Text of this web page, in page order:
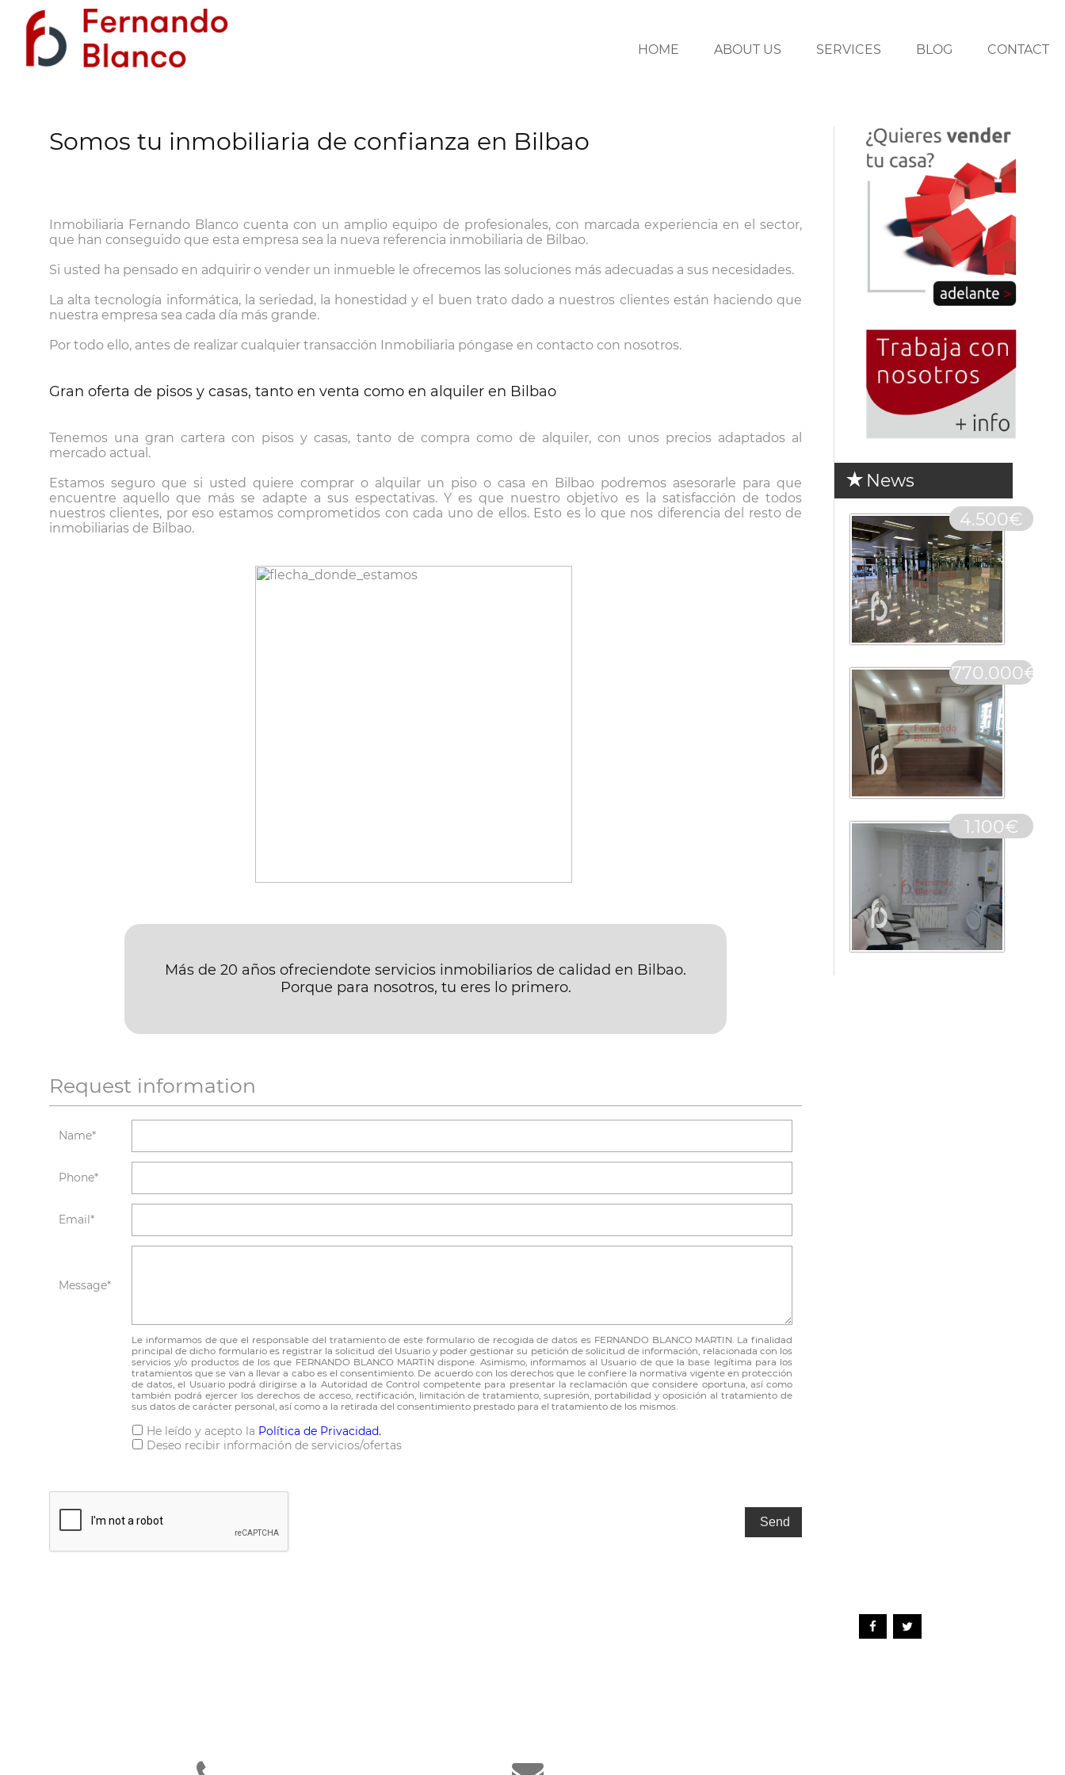
HOME ABOUT US SERVICES BLOG CONTACT
Somos tu inmobiliaria de confianza en Bilbao
Inmobiliaria Fernando Blanco cuenta con un amplio equipo de profesionales, con marcada experiencia en el sector,
que han conseguido que esta empresa sea la nueva referencia inmobiliaria de Bilbao.
Si usted ha pensado en adquirir o vender un inmueble le ofrecemos las soluciones más adecuadas a sus necesidades.
La alta tecnología informática, la seriedad, la honestidad y el buen trato dado a nuestros clientes están haciendo que
nuestra empresa sea cada día más grande.
Por todo ello, antes de realizar cualquier transacción Inmobiliaria póngase en contacto con nosotros.
Gran oferta de pisos y casas, tanto en venta como en alquiler en Bilbao
Tenemos una gran cartera con pisos y casas, tanto de compra como de alquiler, con unos precios adaptados al
mercado actual.
Estamos seguro que si usted quiere comprar o alquilar un piso o casa en Bilbao podremos asesorarle para que
encuentre aquello que más se adapte a sus espectativas. Y es que nuestro objetivo es la satisfacción de todos
nuestros clientes, por eso estamos comprometidos con cada uno de ellos. Esto es lo que nos diferencia del resto de
inmobiliarias de Bilbao.
Más de 20 años ofreciendote servicios inmobiliarios de calidad en Bilbao.
Porque para nosotros, tu eres lo primero.
Request information
Name*
Phone*
Email*
Message*
Le informamos de que el responsable del tratamiento de este formulario de recogida de datos es FERNANDO BLANCO MARTIN. La finalidad
principal de dicho formulario es registrar la solicitud del Usuario y poder gestionar su petición de solicitud de información, relacionada con los
servicios y/o productos de los que FERNANDO BLANCO MARTIN dispone. Asimismo, informamos al Usuario de que la base legítima para los
tratamientos que se van a llevar a cabo es el consentimiento. De acuerdo con los derechos que le confiere la normativa vigente en protección
de datos, el Usuario podrá dirigirse a la Autoridad de Control competente para presentar la reclamación que considere oportuna, así como
también podrá ejercer los derechos de acceso, rectificación, limitación de tratamiento, supresión, portabilidad y oposición al tratamiento de
sus datos de carácter personal, así como a la retirada del consentimiento prestado para el tratamiento de los mismos.
He leído y acepto la Política de Privacidad.
Deseo recibir información de servicios/ofertas
News
4.500€
770.000€
1.100€